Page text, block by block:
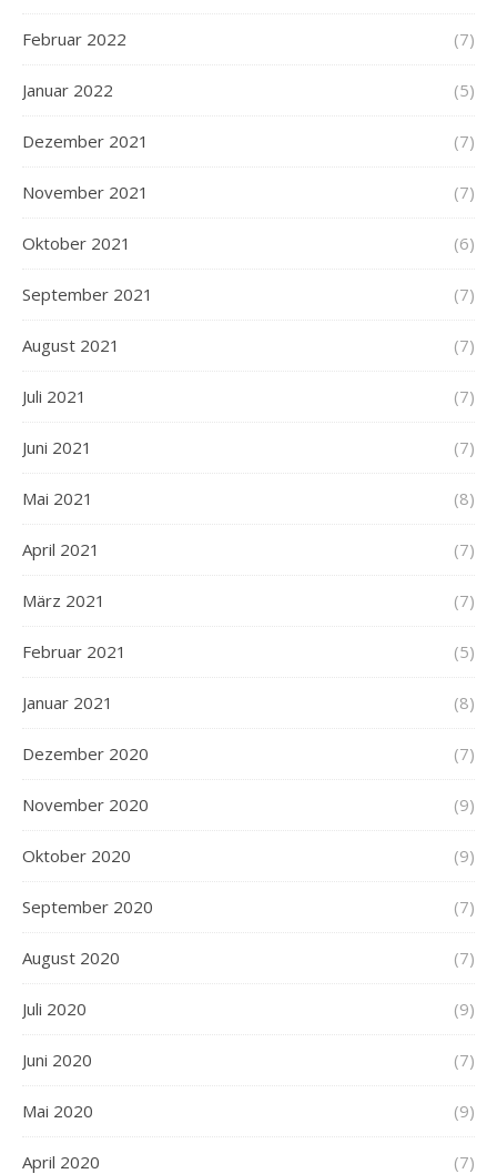
Februar 2022 (7)
Januar 2022 (5)
Dezember 2021 (7)
November 2021 (7)
Oktober 2021 (6)
September 2021 (7)
August 2021 (7)
Juli 2021 (7)
Juni 2021 (7)
Mai 2021 (8)
April 2021 (7)
März 2021 (7)
Februar 2021 (5)
Januar 2021 (8)
Dezember 2020 (7)
November 2020 (9)
Oktober 2020 (9)
September 2020 (7)
August 2020 (7)
Juli 2020 (9)
Juni 2020 (7)
Mai 2020 (9)
April 2020 (7)